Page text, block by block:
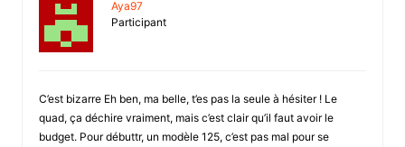
Aya97
Participant
C’est bizarre Eh ben, ma belle, t’es pas la seule à hésiter ! Le
quad, ça déchire vraiment, mais c’est clair qu’il faut avoir le
budget. Pour débuttr, un modèle 125, c’est pas mal pour se